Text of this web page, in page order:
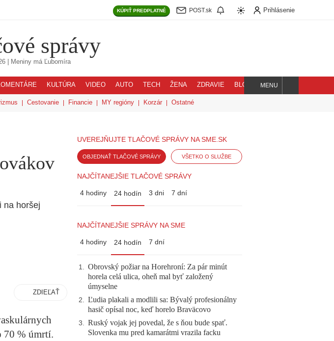
KÚPIŤ PREDPLATNÉ POST.sk Prihlásenie
správy
| Meniny má Ľubomíra
KULTÚRA VIDEO AUTO TECH ŽENA ZDRAVIE BLOG
Hľadaj
MENU
Cestovanie Financie MY regióny Korzár Ostatné
na horšej
ZDIEĽAŤ
70 % úmrtí.
UVEREJŇUJTE TLAČOVÉ SPRÁVY NA SME.SK
OBJEDNAŤ TLAČOVÉ SPRÁVY VŠETKO O SLUŽBE
NAJČÍTANEJŠIE TLAČOVÉ SPRÁVY
4 hodiny 24 hodín 3 dni 7 dní
NAJČÍTANEJŠIE SPRÁVY NA SME
4 hodiny 24 hodín 7 dní
1. Obrovský požiar na Horehroní: Za pár minút
horela celá ulica, oheň mal byť založený
úmyselne
2. Ľudia plakali a modlili sa: Bývalý profesionálny
hasič opísal noc, keď horelo Braväcovo
3. Ruský vojak jej povedal, že s ňou bude spať.
Slovenka mu pred kamarátmi vrazila facku